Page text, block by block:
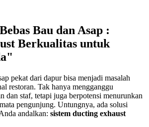
Bau dan Asap :
Berkualitas untuk
pekat dari dapur bisa menjadi masalah
restoran. Tak hanya mengganggu
dan staf, tetapi juga berpotensi menurunkan
pengunjung. Untungnya, ada solusi
andalkan: sistem ducting exhaust